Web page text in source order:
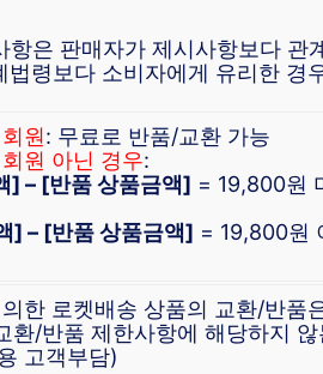
항은 판매자가 제시사항보다 관
령보다 소비자에게 유리한 경
원: 무료로 반품/교환 가능
원 아닌 경우:
] – [반품 상품금액] = 19,800원
] – [반품 상품금액] = 19,800원
한 로켓배송 상품의 교환/반품
환/반품 제한사항에 해당하지
고객부담)